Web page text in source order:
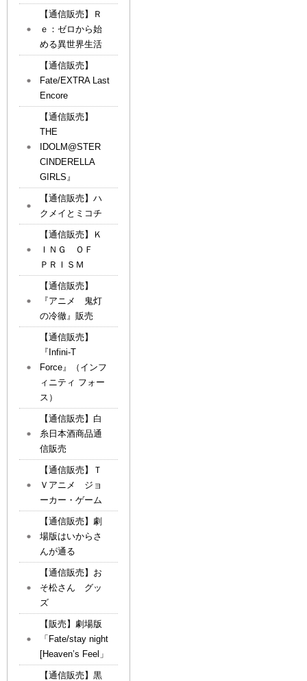
【通信販売】Ｒ
ｅ：ゼロから始
める異世界生活
【通信販売】
Fate/EXTRA Last
Encore
【通信販売】
THE
IDOLM@STER
CINDERELLA
GIRLS』
【通信販売】ハ
クメイとミコチ
【通信販売】Ｋ
ＩＮＧ ＯＦ
ＰＲＩＳＭ
【通信販売】
『アニメ 鬼灯
の冷徹』販売
【通信販売】
『Infini-T
Force』（インフ
ィニティ フォー
ス）
【通信販売】白
糸日本酒商品通
信販売
【通信販売】Ｔ
Ｖアニメ ジョ
ーカー・ゲーム
【通信販売】劇
場版はいからさ
んが通る
【通信販売】お
そ松さん グッ
ズ
【販売】劇場版
「Fate/stay night
[Heaven’s Feel」
【通信販売】黒